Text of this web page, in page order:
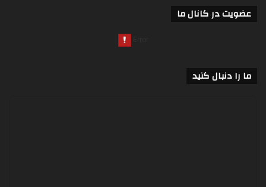
عضویت در کانال ما
ما را دنبال کنید